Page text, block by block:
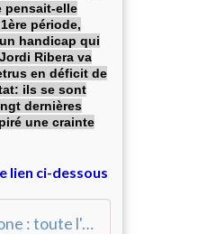
pensait-elle
période,
handicap qui
Ribera va
en déficit de
ils se sont
dernières
une crainte
lien ci-dessous
Handzone : toute l'actualité du handball, en français !